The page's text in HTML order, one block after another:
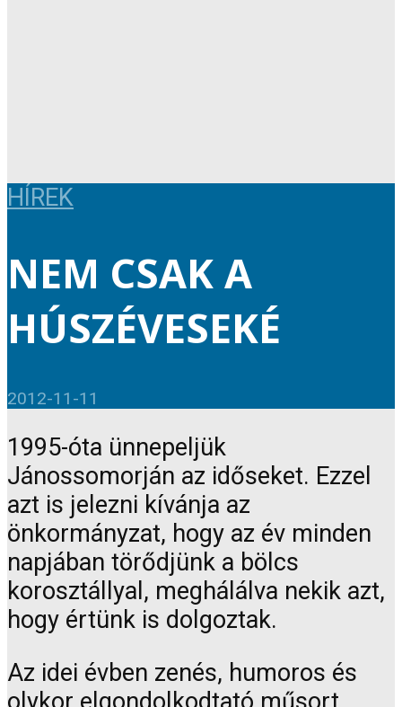
HÍREK
NEM CSAK A
HÚSZÉVESEKÉ
2012-11-11
1995-óta ünnepeljük
Jánossomorján az időseket. Ezzel
azt is jelezni kívánja az
önkormányzat, hogy az év minden
napjában törődjünk a bölcs
korosztállyal, meghálálva nekik azt,
hogy értünk is dolgoztak.
Az idei évben zenés, humoros és